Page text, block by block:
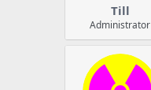
Till
Administrator